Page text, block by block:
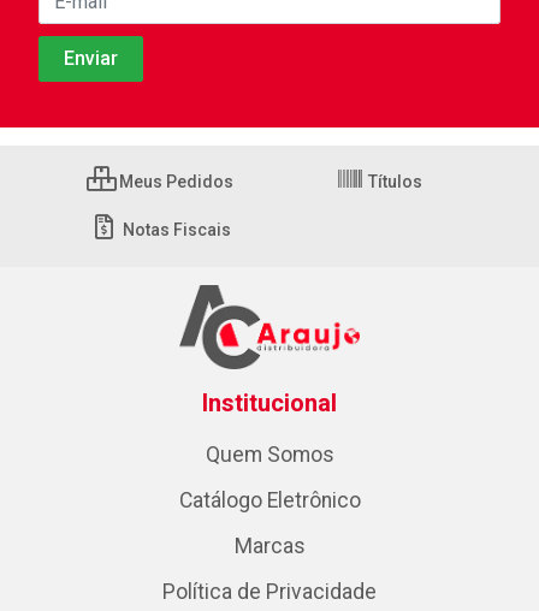
Meus Pedidos Títulos
Notas Fiscais
Institucional
Quem Somos
Catálogo Eletrônico
Marcas
Política de Privacidade